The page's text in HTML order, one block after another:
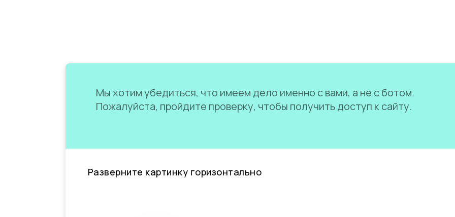
Мы хотим убедиться, что имеем дело именно с вами, а не с ботом.
Пожалуйста, пройдите проверку, чтобы получить доступ к сайту.
Разверните картинку горизонтально